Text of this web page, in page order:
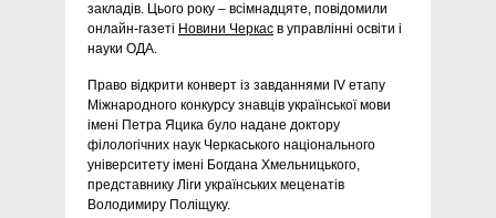
закладів. Цього року – всімнадцяте, повідомили
онлайн-газеті Новини Черкас в управлінні освіти і
науки ОДА.
Право відкрити конверт із завданнями IV етапу
Міжнародного конкурсу знавців української мови
імені Петра Яцика було надане доктору
філологічних наук Черкаського національного
університету імені Богдана Хмельницького,
представнику Ліги українських меценатів
Володимиру Поліщуку.